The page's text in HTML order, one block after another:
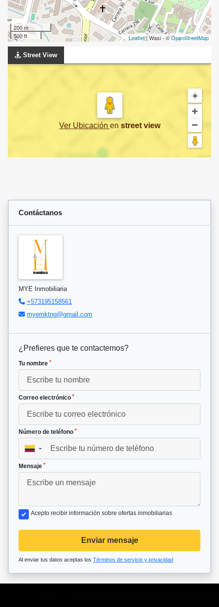
200 m
500 ft
Leaflet| Wasi - ©OpenStreetMap
Street View
Ver Ubicación en street view
Contáctanos
MYE Inmobiliaria
+573195158561
myemktng@gmail.com
¿Prefieres que te contactemos?
Tu nombre *
Correo electrónico *
Número de teléfono *
▼
Mensaje *
Acepto recibir información sobre ofertas inmobiliarias
Enviar mensaje
Al enviar tus datos aceptas los Términos de servicio y privacidad